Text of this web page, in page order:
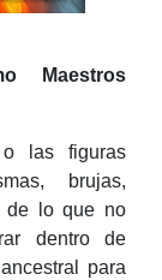
Maestros
las figuras
brujas,
de lo que no
dentro de
para